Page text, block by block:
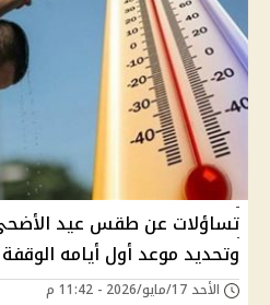
تساؤلات عن طقس عيد الأضحى
وتحديد موعد أول أيامه الوقفة
الأحد 17/مايو/2026 - 11:42 م